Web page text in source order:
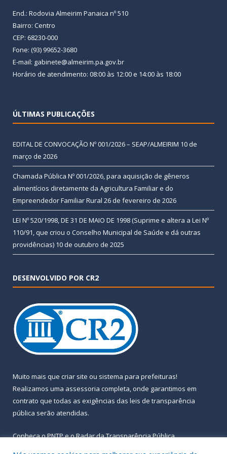
End.: Rodovia Almeirim Panaica nº 510
Bairro: Centro
CEP: 68230-000
Fone: (93) 99652-3680
E-mail: gabinete@almeirim.pa.gov.br
Horário de atendimento: 08:00 às 12:00 e 14:00 às 18:00
ÚLTIMAS PUBLICAÇÕES
EDITAL DE CONVOCAÇÃO Nº 001/2026 – SEAP/ALMEIRIM 10 de
março de 2026
Chamada Pública Nº 001/2026, para aquisição de gêneros
alimentícios diretamente da Agricultura Familiar e do
Empreendedor Familiar Rural 26 de fevereiro de 2026
LEI Nº 520/1998, DE 31 DE MAIO DE 1998 (Suprime e altera a Lei Nº
110/91, que criou o Conselho Municipal de Saúde e dá outras
providências) 10 de outubro de 2025
DESENVOLVIDO POR CR2
Muito mais que criar site ou sistema para prefeituras!
Realizamos uma assessoria completa, onde garantimos em
contrato que todas as exigências das leis de transparência
pública serão atendidas.
Conheça oPNTPe oRadar da Transparência Pública